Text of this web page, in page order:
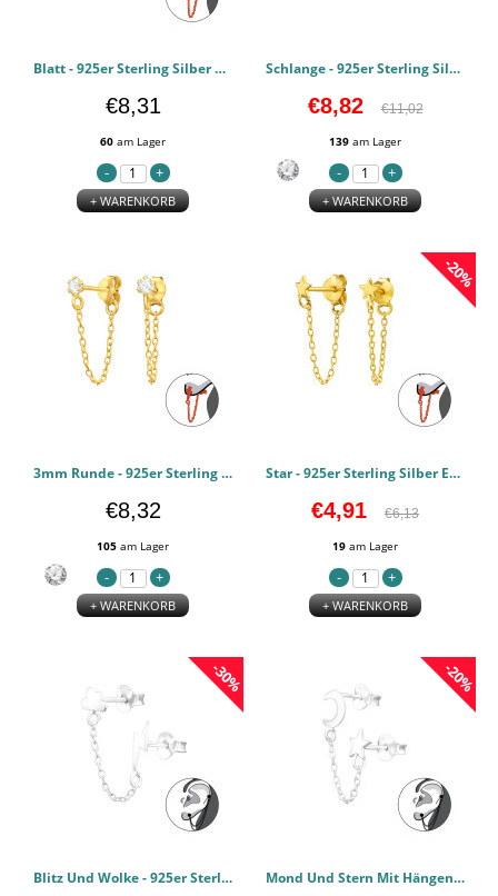
Blatt - 925er Sterling Silber Ear Jackets & Connector Earrings (PRS) PCJW47979
€8,31
60 am Lager
+ WARENKORB
Schlange - 925er Sterling Silber Ear Jackets & Connector Earrings (PRS) PCJW46816
€8,82 €11,02
139 am Lager
+ WARENKORB
3mm Runde - 925er Sterling Silber Ear Jackets & Connector Earrings (PRS) PCJW46655
€8,32
105 am Lager
+ WARENKORB
-20%
Star - 925er Sterling Silber Ear Jackets & Connector Earrings (PRS) PCJW45037
€4,91 €6,13
19 am Lager
+ WARENKORB
-30%
Blitz Und Wolke - 925er Sterling Silber Ear Jackets & Connector Earrings (PCS) PCJW44760
-20%
Mond Und Stern Mit Hängender Kette - 925er Sterling Silber Ear Jackets & Connector Earrings (PCS) PCJW44758